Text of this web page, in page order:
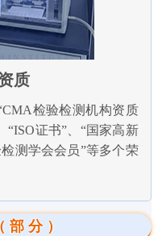
质
检验检测机构资质
“ISO证书”、“国家高新
测学会会员”等多个荣
部分）